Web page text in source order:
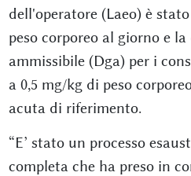
dell'operatore (Laeo) è
peso corporeo al giorno e
ammissibile (Dga) per i
a 0,5 mg/kg di peso
acuta di riferimento.
“E’ stato un processo
completa che ha preso in